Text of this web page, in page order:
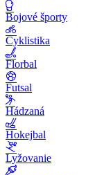
Bojové športy
Cyklistika
Florbal
Futsal
Hádzaná
Hokejbal
Lyžovanie